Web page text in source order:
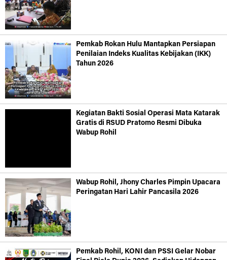
Pemkab Rokan Hulu Mantapkan Persiapan
Penilaian Indeks Kualitas Kebijakan (IKK)
Tahun 2026
Kegiatan Bakti Sosial Operasi Mata Katarak
Gratis di RSUD Pratomo Resmi Dibuka
Wabup Rohil
Wabup Rohil, Jhony Charles Pimpin Upacara
Peringatan Hari Lahir Pancasila 2026
Pemkab Rohil, KONI dan PSSI Gelar Nobar